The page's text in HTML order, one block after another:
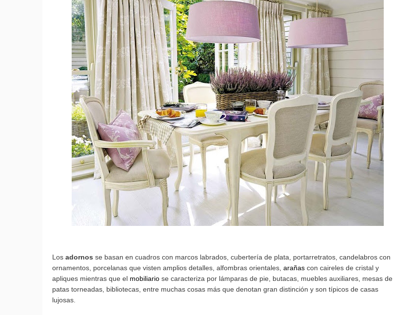
Los adornos se basan en cuadros con marcos labrados, cubertería de plata, portarretratos, candelabros con
ornamentos, porcelanas que visten amplios detalles, alfombras orientales, arañas con caireles de cristal y
apliques mientras que el mobiliario se caracteriza por lámparas de pie, butacas, muebles auxiliares, mesas de
patas torneadas, bibliotecas, entre muchas cosas más que denotan gran distinción y son típicos de casas
lujosas.